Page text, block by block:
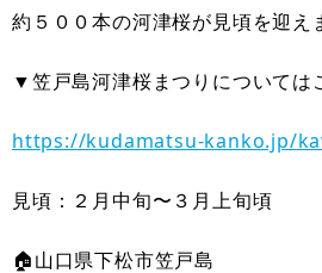
約５００本の河津桜が見頃を迎え
▼笠戸島河津桜まつりについては
https://kudamatsu-kanko.jp/
見頃：２月中旬〜３月上旬頃
🏠山口県下松市笠戸島